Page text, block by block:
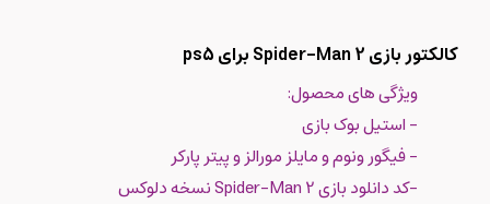
کالکتور بازی Spider-Man 2 برای ps5
ویژگی های محصول:
- استیل بوک بازی
- فیگور ونوم و مایلز مورالز و پیتر پارکر
-کد دانلود بازی Spider-Man 2 نسخه دلوکس